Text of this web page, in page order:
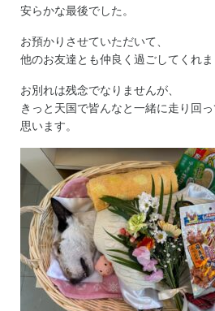
安らかな最後でした。
お預かりさせていただいて、
他のお友達とも仲良く過ごしてくれま
お別れは残念でなりませんが、
きっと天国で皆んなと一緒に走り回
思います。